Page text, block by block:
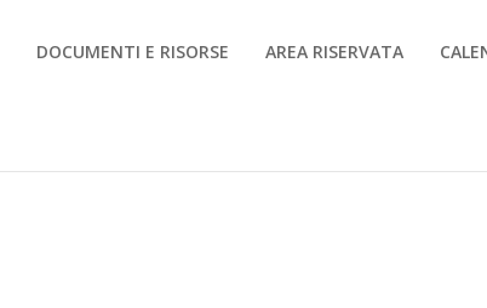
DOCUMENTI E RISORSE AREA RISERVATA